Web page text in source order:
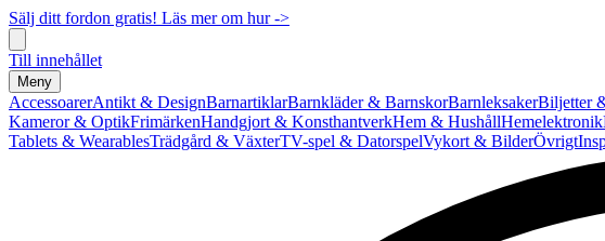
Sälj ditt fordon gratis! Läs mer om hur ->
Till innehållet
Meny
AccessoarerAntikt & DesignBarnartiklarBarnkläder & BarnskorBarnleksakerBiljetter
Kameror & OptikFrimärkenHandgjort & KonsthantverkHem & HushållHemelektronik
Tablets & WearablesTrädgård & VäxterTV-spel & DatorspelVykort & BilderÖvrigt